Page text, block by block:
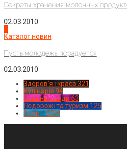
Секреты хранения молочных
02.03.2010
Каталог новин
Пусть молодежь порадуется
02.03.2010
Здоров'я і краса 321
Кулінарія 94
Новинки моди 63
Подорожі та туризм 125
Спорт1224